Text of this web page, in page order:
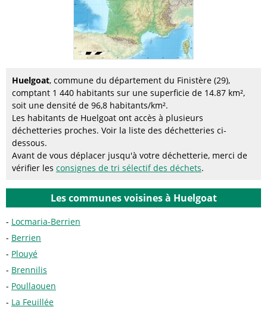
Huelgoat, commune du département du Finistère (29),
comptant 1 440 habitants sur une superficie de 14.87 km²,
soit une densité de 96,8 habitants/km².
Les habitants de Huelgoat ont accès à plusieurs
déchetteries proches. Voir la liste des déchetteries ci-
dessous.
Avant de vous déplacer jusqu'à votre déchetterie, merci de
vérifier les consignes de tri sélectif des déchets.
Les communes voisines à Huelgoat
Locmaria-Berrien
Berrien
Plouyé
Brennilis
Poullaouen
La Feuillée